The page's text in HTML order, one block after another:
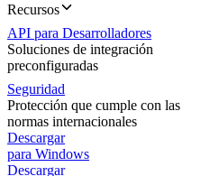
Recursos
API para Desarrolladores
Soluciones de integración
preconfiguradas
Seguridad
Protección que cumple con las
normas internacionales
Descargar
para Windows
Descargar